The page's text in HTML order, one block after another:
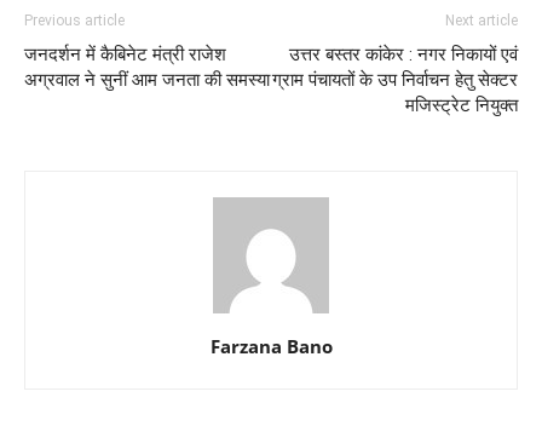
Previous article
जनदर्शन में कैबिनेट मंत्री राजेश
अग्रवाल ने सुनीं आम जनता की समस्या
Next article
उत्तर बस्तर कांकेर : नगर निकायों एवं
ग्राम पंचायतों के उप निर्वाचन हेतु सेक्टर
मजिस्ट्रेट नियुक्त
Farzana Bano